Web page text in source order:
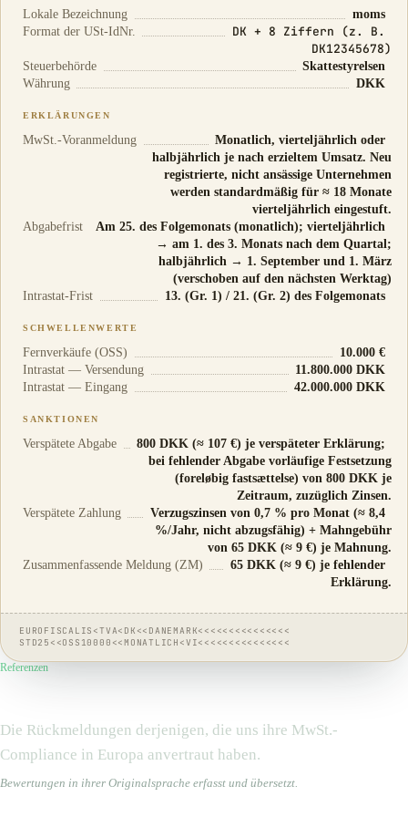
Lokale Bezeichnung
moms
Format der USt-IdNr.
DK + 8 Ziffern (z. B.
DK12345678)
Steuerbehörde
Skattestyrelsen
Währung
DKK
ERKLÄRUNGEN
MwSt.-Voranmeldung
Monatlich, vierteljährlich oder
halbjährlich je nach erzieltem Umsatz. Neu
registrierte, nicht ansässige Unternehmen
werden standardmäßig für ≈ 18 Monate
vierteljährlich eingestuft.
Abgabefrist
Am 25. des Folgemonats (monatlich); vierteljährlich
→ am 1. des 3. Monats nach dem Quartal;
halbjährlich → 1. September und 1. März
(verschoben auf den nächsten Werktag)
Intrastat-Frist
13. (Gr. 1) / 21. (Gr. 2) des Folgemonats
SCHWELLENWERTE
Fernverkäufe (OSS)
10.000 €
Intrastat — Versendung
11.800.000 DKK
Intrastat — Eingang
42.000.000 DKK
SANKTIONEN
Verspätete Abgabe
800 DKK (≈ 107 €) je verspäteter Erklärung;
bei fehlender Abgabe vorläufige Festsetzung
(foreløbig fastsættelse) von 800 DKK je
Zeitraum, zuzüglich Zinsen.
Verspätete Zahlung
Verzugszinsen von 0,7 % pro Monat (≈ 8,4
%/Jahr, nicht abzugsfähig) + Mahngebühr
von 65 DKK (≈ 9 €) je Mahnung.
Zusammenfassende Meldung (ZM)
65 DKK (≈ 9 €) je fehlender
Erklärung.
EUROFISCALIS<TVA<DK<<DANEMARK<<<<<<<<<<<<<<<
STD25<<OSS10000<<MONATLICH<VI<<<<<<<<<<<<<<<
Referenzen
Die Rückmeldungen derjenigen, die uns ihre MwSt.-
Compliance in Europa anvertraut haben.
Bewertungen in ihrer Originalsprache erfasst und übersetzt.